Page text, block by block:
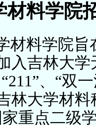
材料学院
材料学院旨
入吉林大
“211”、“双
林大学材
重点二级